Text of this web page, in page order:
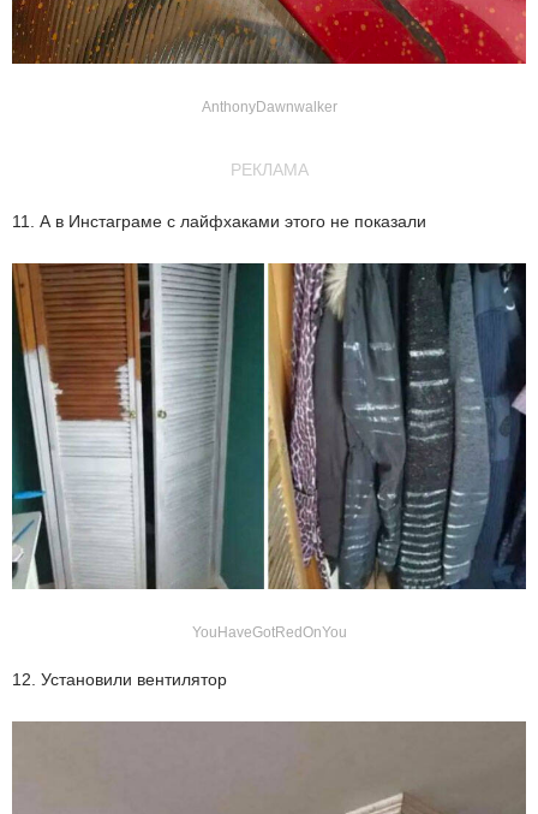
AnthonyDawnwalker
РЕКЛАМА
11. А в Инстаграме с лайфхаками этого не показали
YouHaveGotRedOnYou
12. Установили вентилятор